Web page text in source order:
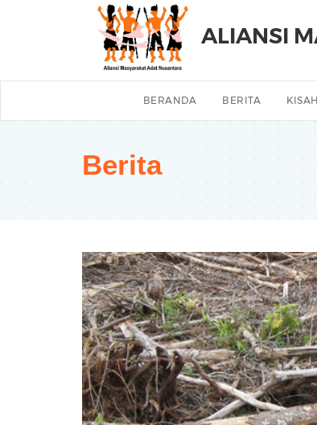
ALIANSI
BERANDA BERITA KISAH
Berita